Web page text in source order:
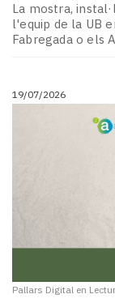
La mostra,
l'equip de la UB
Fabregada o els
19/07/2026
Pallars Digital en